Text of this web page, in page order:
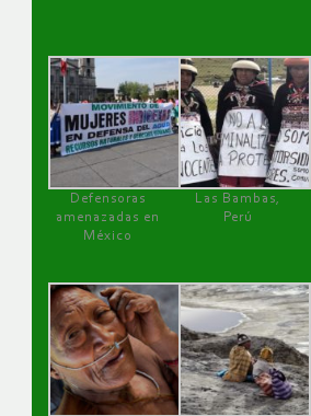
Defensoras
amenazadas en
México
Las Bambas,
Perú